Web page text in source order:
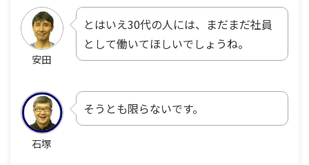
安田
とはいえ30代の人には、まだまだ社員
として働いてほしいでしょうね。
石塚
そうとも限らないです。